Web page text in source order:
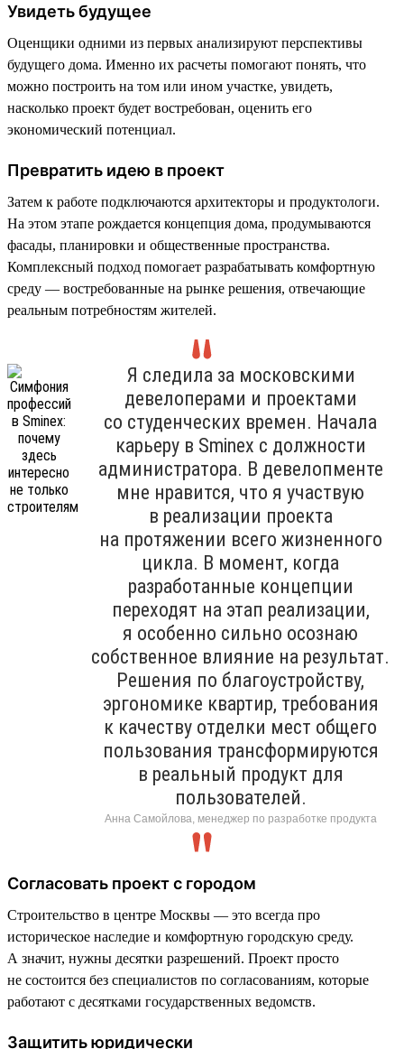
Увидеть будущее
Оценщики одними из первых анализируют перспективы
будущего дома. Именно их расчеты помогают понять, что
можно построить на том или ином участке, увидеть,
насколько проект будет востребован, оценить его
экономический потенциал.
Превратить идею в проект
Затем к работе подключаются архитекторы и продуктологи.
На этом этапе рождается концепция дома, продумываются
фасады, планировки и общественные пространства.
Комплексный подход помогает разрабатывать комфортную
среду — востребованные на рынке решения, отвечающие
реальным потребностям жителей.
Я следила за московскими
девелоперами и проектами
со студенческих времен. Начала
карьеру в Sminex с должности
администратора. В девелопменте
мне нравится, что я участвую
в реализации проекта
на протяжении всего жизненного
цикла. В момент, когда
разработанные концепции
переходят на этап реализации,
я особенно сильно осознаю
собственное влияние на результат.
Решения по благоустройству,
эргономике квартир, требования
к качеству отделки мест общего
пользования трансформируются
в реальный продукт для
пользователей.
Анна Самойлова, менеджер по разработке продукта
Согласовать проект с городом
Строительство в центре Москвы — это всегда про
историческое наследие и комфортную городскую среду.
А значит, нужны десятки разрешений. Проект просто
не состоится без специалистов по согласованиям, которые
работают с десятками государственных ведомств.
Защитить юридически